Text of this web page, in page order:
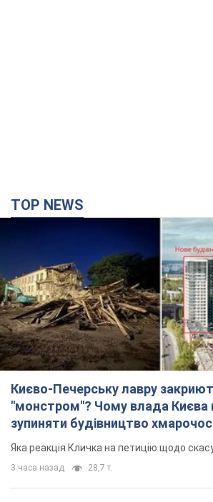
TOP NEWS
Києво-Печерську лавру
"монстром"? Чому влада Києва
зупиняти будівництво
"московського вірянина"
Яка реакція Кличка на петицію щодо
3 часа назад 28,7 т.